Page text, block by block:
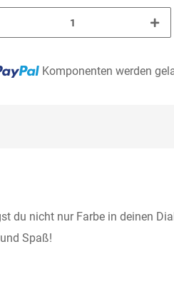
Komponenten werden
du nicht nur Farbe in deinen
Spaß!